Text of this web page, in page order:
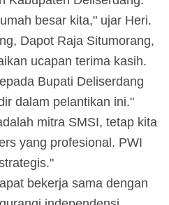
besar kita," ujar Heri.
Dapot Raja Situmorang,
ucapan terima kasih.
Bupati Deliserdang
dalam pelantikan ini."
mitra SMSI, tetap kita
yang profesional. PWI
bekerja sama dengan